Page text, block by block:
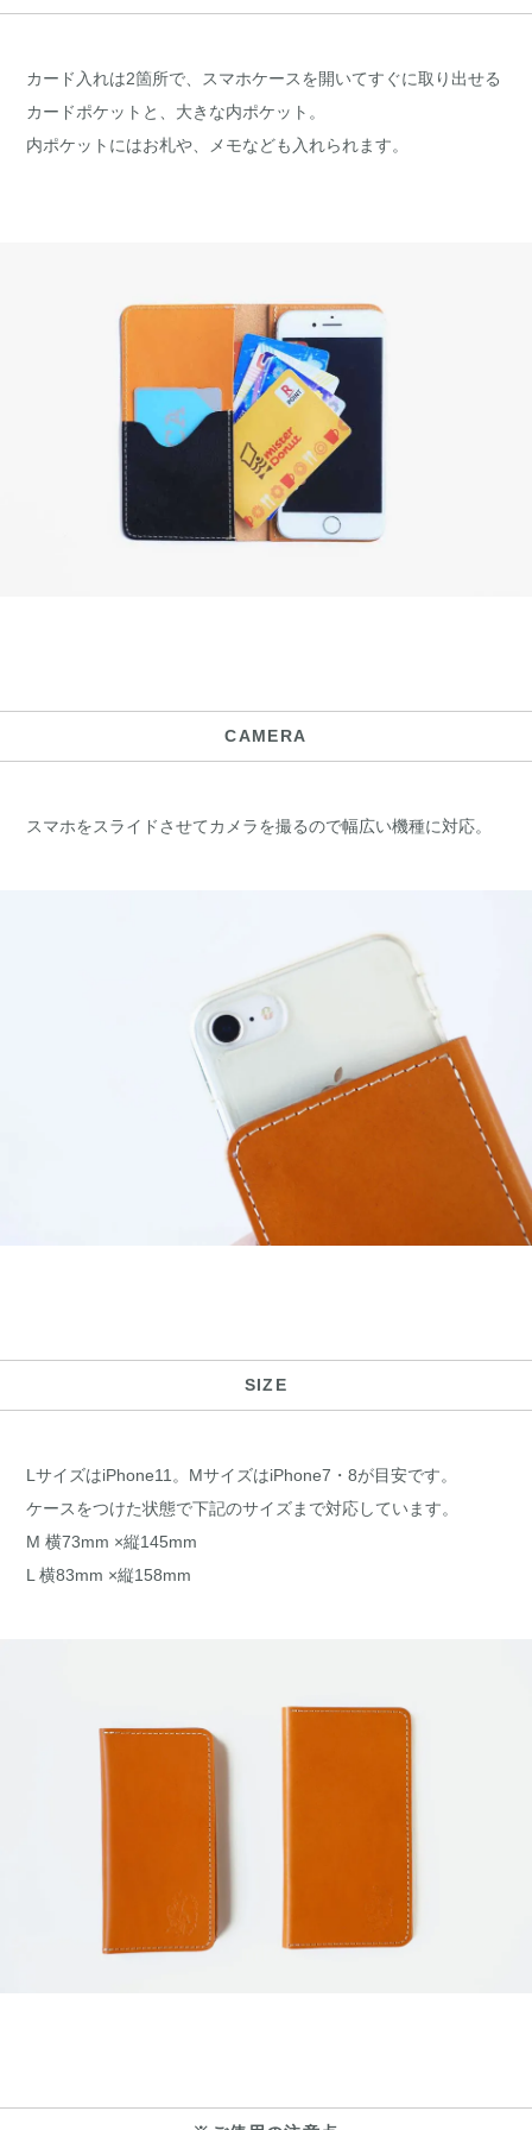
カード入れは2箇所で、スマホケースを開いてすぐに取り出せる
カードポケットと、大きな内ポケット。
内ポケットにはお札や、メモなども入れられます。
CAMERA
スマホをスライドさせてカメラを撮るので幅広い機種に対応。
SIZE
LサイズはiPhone11。MサイズはiPhone7・8が目安です。
ケースをつけた状態で下記のサイズまで対応しています。
M 横73mm ×縦145mm
L 横83mm ×縦158mm